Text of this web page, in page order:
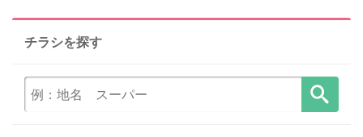
チラシを探す